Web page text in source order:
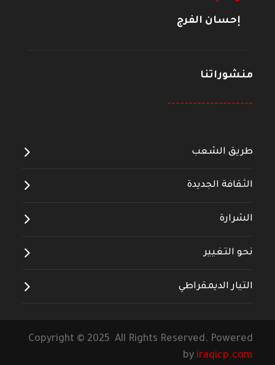
إحسان الفرج
منشوراتنا
--------------------
طريق الشعب
الثقافة الجديدة
الشرارة
نحو التغيير
التيار الديمقراطي
Copyright © 2025 All Rights Reserved. Powered
by iraqicp.com